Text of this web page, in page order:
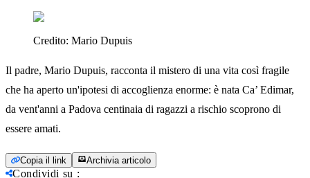
Credito: Mario Dupuis
Il padre, Mario Dupuis, racconta il mistero di una vita così fragile
che ha aperto un'ipotesi di accoglienza enorme: è nata Ca’ Edimar,
da vent'anni a Padova centinaia di ragazzi a rischio scoprono di
essere amati.
Copia il link Archivia articolo
Condividi su :